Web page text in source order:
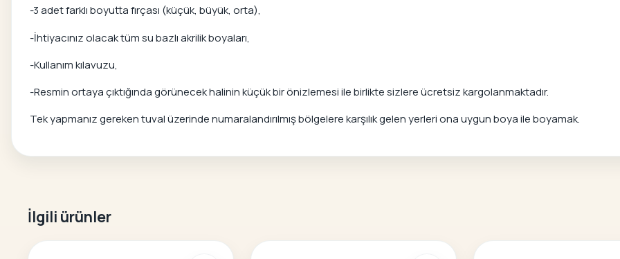
-3 adet farklı boyutta fırçası (küçük, büyük, orta),
-İhtiyacınız olacak tüm su bazlı akrilik boyaları,
-Kullanım kılavuzu,
-Resmin ortaya çıktığında görünecek halinin küçük bir önizlemesi ile birlikte sizlere ücretsiz kargolanmaktadır.
Tek yapmanız gereken tuval üzerinde numaralandırılmış bölgelere karşılık gelen yerleri ona uygun boya ile boyamak.
İlgili ürünler